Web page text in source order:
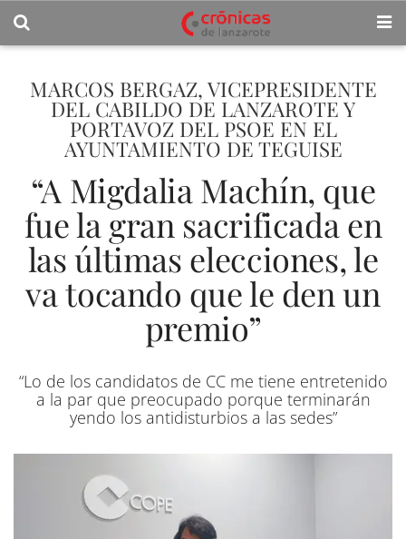
MARCOS BERGAZ, VICEPRESIDENTE
DEL CABILDO DE LANZAROTE Y
PORTAVOZ DEL PSOE EN EL
AYUNTAMIENTO DE TEGUISE
“A Migdalia Machín, que
fue la gran sacrificada en
las últimas elecciones, le
va tocando que le den un
premio”
“Lo de los candidatos de CC me tiene entretenido
a la par que preocupado porque terminarán
yendo los antidisturbios a las sedes”